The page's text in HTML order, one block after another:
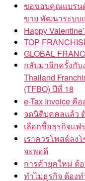
ขอขอบคุณแบรนด์
ขาย พัฒนาระบบ
Happy
TOP
GLOBAL
กลับมาอีกครั้งกั
Thailand
(TFBO) ปีที่ 18
e-Tax Invoice คือ
จดนิติบุคคลแล้ว
เลือกซื้อธุรกิจแฟ
เราควรโพสต์ลง
จะพอดี
การค้ายุคใหม่ ต้
ทำไมธุรกิจ ต้อง